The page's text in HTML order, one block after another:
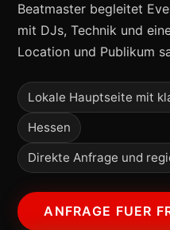
Beatmaster begleitet
mit DJs, Technik und
Location und Publikum
Lokale Hauptseite mit
Hessen
Direkte Anfrage und
ANFRAGE FUER